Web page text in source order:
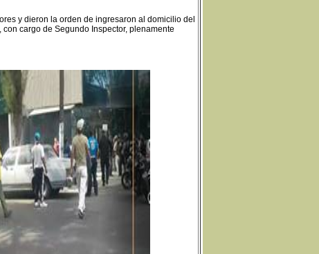
y dieron la orden de ingresaron al domicilio del
, con cargo de Segundo Inspector, plenamente